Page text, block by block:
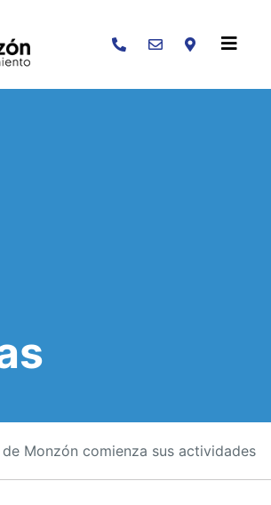
Buscar
de Monzón comienza sus